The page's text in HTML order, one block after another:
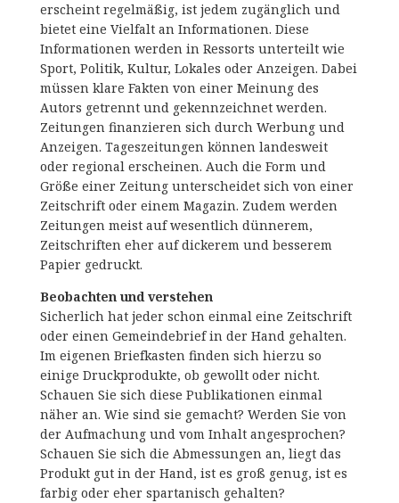
erscheint regelmäßig, ist jedem zugänglich und
bietet eine Vielfalt an Informationen. Diese
Informationen werden in Ressorts unterteilt wie
Sport, Politik, Kultur, Lokales oder Anzeigen. Dabei
müssen klare Fakten von einer Meinung des
Autors getrennt und gekennzeichnet werden.
Zeitungen finanzieren sich durch Werbung und
Anzeigen. Tageszeitungen können landesweit
oder regional erscheinen. Auch die Form und
Größe einer Zeitung unterscheidet sich von einer
Zeitschrift oder einem Magazin. Zudem werden
Zeitungen meist auf wesentlich dünnerem,
Zeitschriften eher auf dickerem und besserem
Papier gedruckt.
Beobachten und verstehen
Sicherlich hat jeder schon einmal eine Zeitschrift
oder einen Gemeindebrief in der Hand gehalten.
Im eigenen Briefkasten finden sich hierzu so
einige Druckprodukte, ob gewollt oder nicht.
Schauen Sie sich diese Publikationen einmal
näher an. Wie sind sie gemacht? Werden Sie von
der Aufmachung und vom Inhalt angesprochen?
Schauen Sie sich die Abmessungen an, liegt das
Produkt gut in der Hand, ist es groß genug, ist es
farbig oder eher spartanisch gehalten?